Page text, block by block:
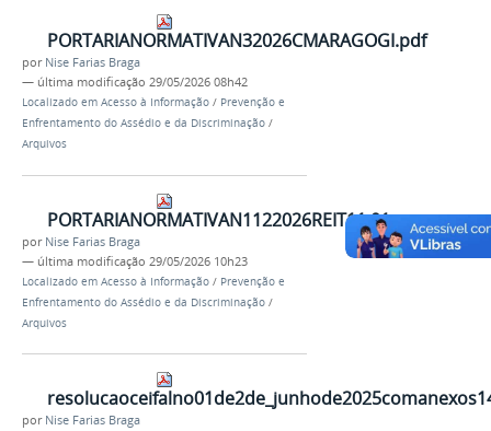
PORTARIANORMATIVAN32026CMARAGOGI.pdf
por Nise Farias Braga
— última modificação 29/05/2026 08h42
Localizado em Acesso à Informação / Prevenção e
Enfrentamento do Assédio e da Discriminação /
Arquivos
por Nise Farias Braga
— última modificação 29/05/2026 10h23
Localizado em Acesso à Informação / Prevenção e
Enfrentamento do Assédio e da Discriminação /
Arquivos
por Nise Farias Braga